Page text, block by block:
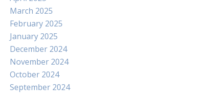
March 2025
February 2025
January 2025
December 2024
November 2024
October 2024
September 2024